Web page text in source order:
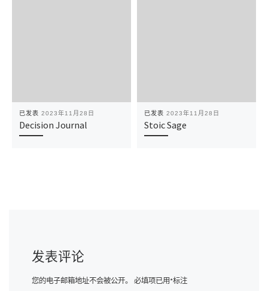
已发表 2023年11月28日
Decision Journal
已发表 2023年11月28日
Stoic Sage
发表评论
您的电子邮箱地址不会被公开。 必填项已用*标注